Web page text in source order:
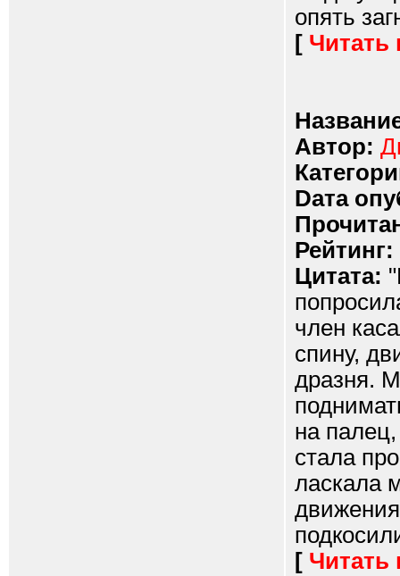
опять
[ Читать
Автор:
Dата
Рейтинг:
Цитата:
член
спину,
дразня.
на
стала
ласкала
[ Читать